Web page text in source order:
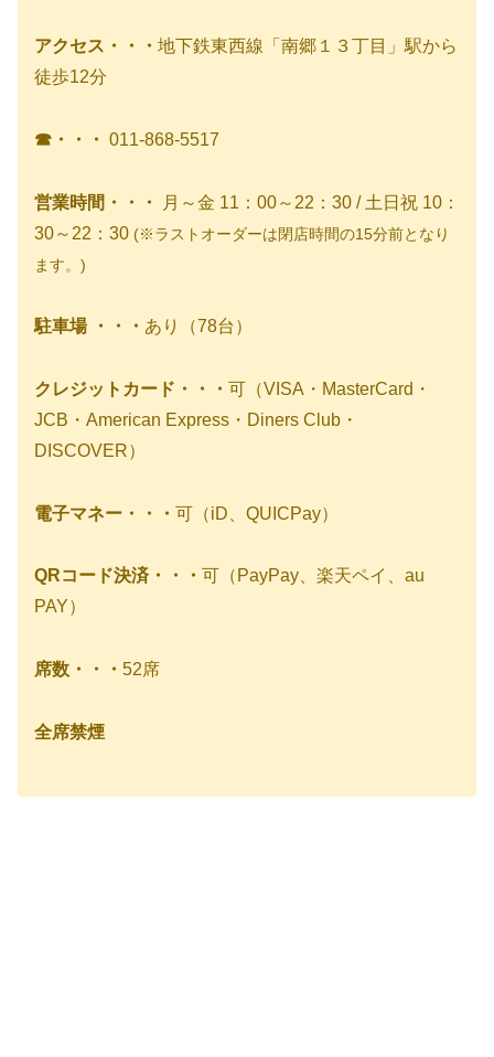
アクセス・・・ 地下鉄東西線「南郷１３丁目」駅から
徒歩12分
☎・・・ 011-868-5517
営業時間・・・
月～金 11：00～22：30 / 土日祝 10：
30～22：30 (※ラストオーダーは閉店時間の15分前となり
ます。)
駐車場 ・・・ あり（78台）
クレジットカード・・・ 可（VISA・MasterCard・
JCB・American Express・Diners Club・
DISCOVER）
電子マネー・・・ 可（iD、QUICPay）
QRコード決済・・・ 可（PayPay、楽天ペイ、au
PAY）
席数・・・ 52席
全席禁煙